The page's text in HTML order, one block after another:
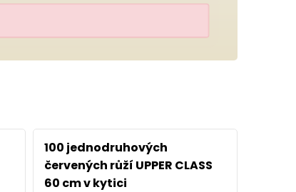
100 jednodruhových
červených růží UPPER CLASS
60 cm v kytici